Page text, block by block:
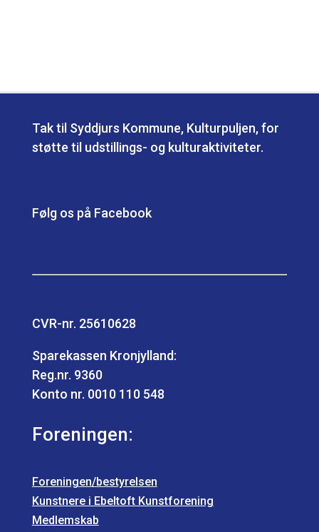
Tak til Syddjurs Kommune, Kulturpuljen, for
støtte til udstillings- og kulturaktiviteter.
Følg os på Facebook
CVR-nr. 25610628
Sparekassen Kronjylland:
Reg.nr. 9360
Konto nr. 0010 110 548
Foreningen:
Foreningen/bestyrelsen
Kunstnere i Ebeltoft Kunstforening
Medlemskab